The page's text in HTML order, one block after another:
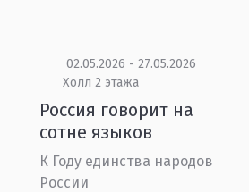
02.05.2026 - 27.05.2026
Холл 2 этажа
Россия говорит на
сотне языков
К Году единства народов
России